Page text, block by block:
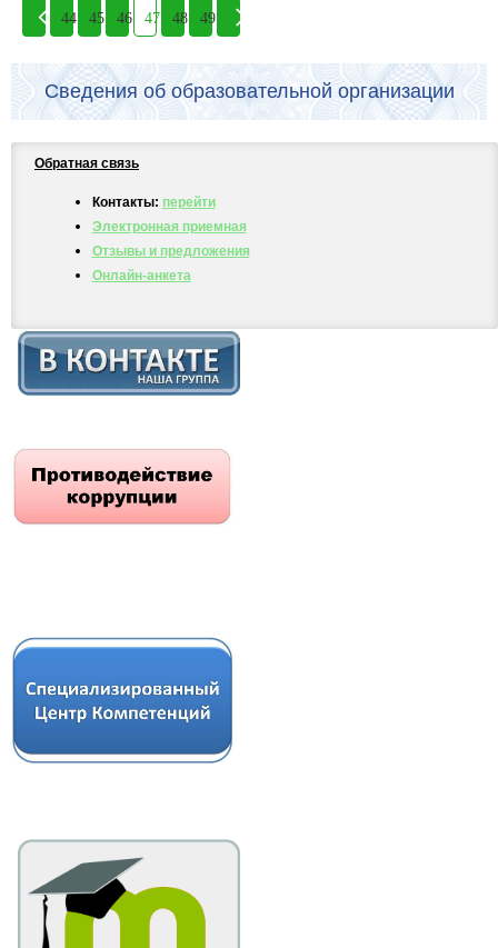
44 45 46 47 48 49
Сведения об образовательной организации
Обратная связь
Контакты: перейти
Электронная приемная
Отзывы и предложения
Онлайн-анкета